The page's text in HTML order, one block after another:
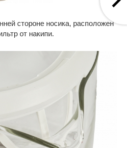
стороне носика, расположен
от накипи.